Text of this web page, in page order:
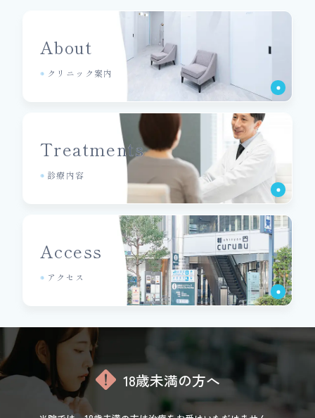
About
クリニック案内
Treatments
診療内容
Access
アクセス
18歳未満の方へ